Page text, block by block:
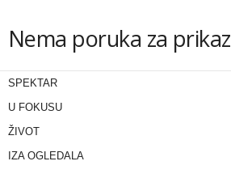
Nema poruka za prikaz
SPEKTAR
U FOKUSU
ŽIVOT
IZA OGLEDALA